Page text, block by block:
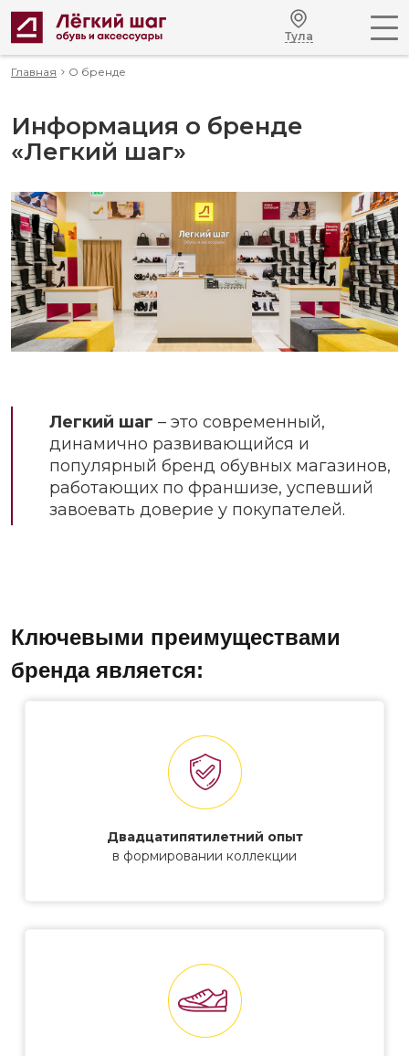
Тула
Главная О бренде
Информация о бренде
«Легкий шаг»
Легкий шаг – это современный,
динамично развивающийся и
популярный бренд обувных магазинов,
работающих по франшизе, успевший
завоевать доверие у покупателей.
Ключевыми преимуществами
бренда является:
Двадцатипятилетний опыт
в формировании коллекции